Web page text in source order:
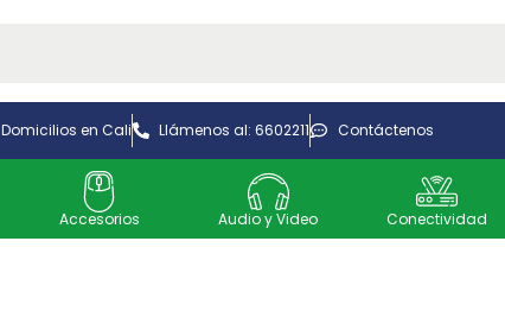
Domicilios en Cali Llámenos al: 6602211 Contáctenos
Accesorios Audio y Video Conectividad